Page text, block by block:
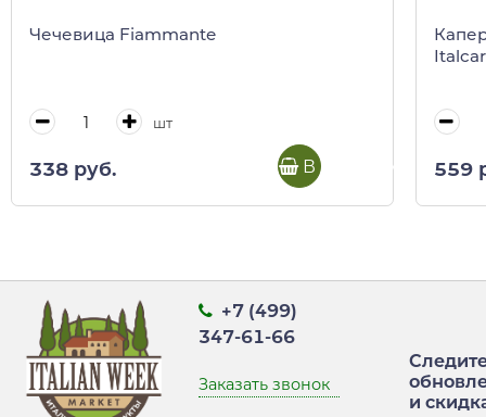
Чечевица Fiammante
шт
338 руб. В корзину 559
+7 (499)
347-61-66
Заказать звонок
и